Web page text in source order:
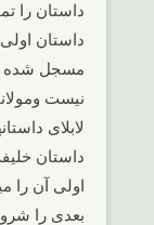
داستان را
داستان اولی
مسجل شده
نیست
لابلای
داستان
اولی آن را
بعدی را